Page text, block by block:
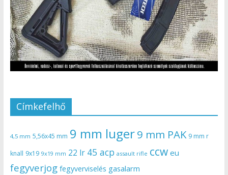
Címkefelhő
4,5 mm 5,56x45 mm 9 mm luger9 mm PAK 9 mm r
knall 9x19 9x19 mm 22 lr 45 acp assault rifle ccw eu
fegyverjog fegyverviselés gasalarm